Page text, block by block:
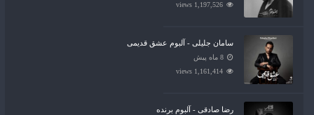
1,197,526 views
سامان جلیلی - آلبوم عشق قدیمی
8 ماه پیش
1,161,414 views
رضا صادقی - آلبوم برنده